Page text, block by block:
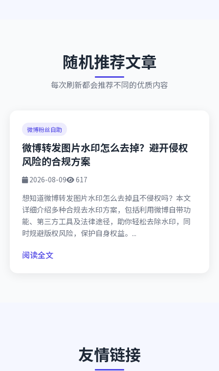
随机推荐文章
每次刷新都会推荐不同的优质内容
微博粉丝自助
微博转发图片水印怎么去掉？避开侵权
风险的合规方案
2026-08-09 617
想知道微博转发图片水印怎么去掉且不侵权吗？本文
详细介绍多种合规去水印方案，包括利用微博自带功
能、第三方工具及法律途径，助你轻松去除水印，同
时规避版权风险，保护自身权益。...
阅读全文
友情链接